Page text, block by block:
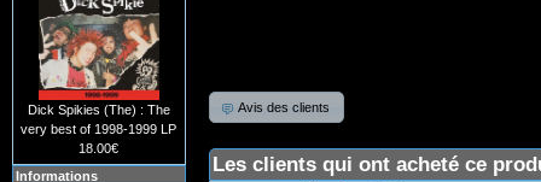
Avis des clients
Les clients qui ont acheté ce
Dick Spikies (The) : The
very best of 1998-1999 LP
18.00€
Informations